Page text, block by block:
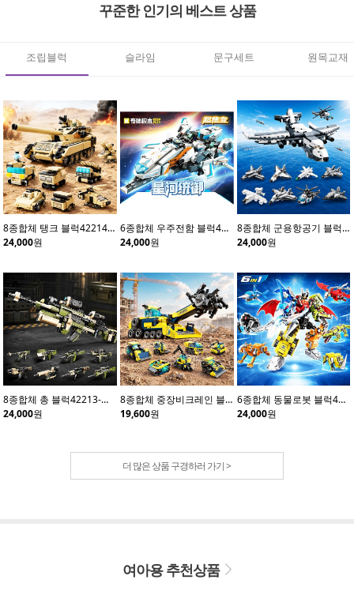
꾸준한 인기의 베스트 상품
조립블럭 슬라임 문구세트 원목교재
8종합체 탱크 블럭42214(8개입)
24,000원
6종합체 우주전함 블럭41113(6개입)
24,000원
8종합체 군용항공기 블럭42212(8개입)
24,000원
8종합체 총 블럭42213-카키(8개입)
24,000원
8종합체 중장비크레인 블럭42210(8개입)
19,600원
6종합체 동물로봇 블럭41114(6개입)
24,000원
더 많은 상품 구경하러 가기 >
여아용 추천상품